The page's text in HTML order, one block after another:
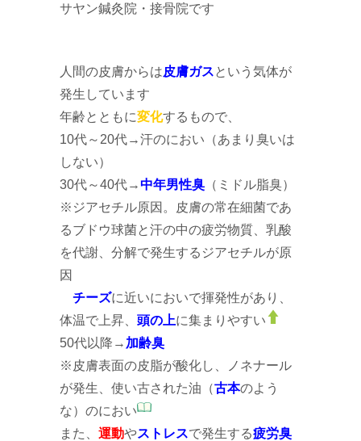
サヤン鍼灸院・接骨院です
人間の皮膚からは皮膚ガスという気体が
発生しています
年齢とともに変化するもので、
10代～20代→汗のにおい（あまり臭いは
しない）
30代～40代→中年男性臭 （ミドル脂臭）
※ジアセチル原因。皮膚の常在細菌であ
るブドウ球菌と汗の中の疲労物質、乳酸
を代謝、分解で発生するジアセチルが原
因
チーズに近いにおいで揮発性があり、
体温で上昇、 頭の上に集まりやすい
50代以降→ 加齢臭
※皮膚表面の皮脂が酸化し、ノネナール
が発生、使い古された油（古本のよう
な）のにおい
また、 運動やストレスで発生する疲労臭